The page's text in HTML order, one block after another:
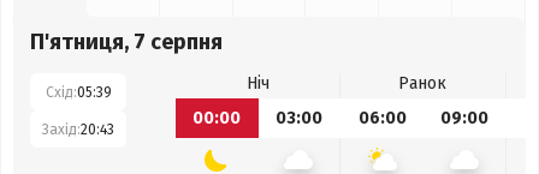
П'ятниця, 7 серпня
Схід:05:39
Захід:20:43
Ніч
Ранок
00:00
03:00 06:00 09:00